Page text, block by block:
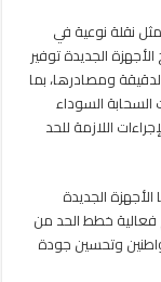
نقلة نوعية في
الجديدة توفير
ومصادرها، بما
السوداء
اللازمة للحد
الجديدة
خطط الحد من
وتحسين جودة